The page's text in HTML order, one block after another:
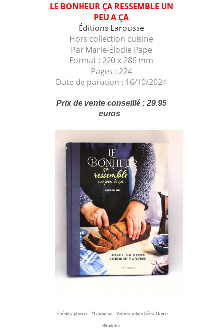
LE BONHEUR ÇA RESSEMBLE UN
PEU A ÇA
Éditions Larousse
Hors collection cuisine
Par Marie-Élodie Pape
Format : 220 x 286 mm
Pages : 224
Date de parution : 16/10/2024
Prix de vente conseillé : 29.95
euros
Crédits photos : *Larousse - Autres retouchées Dame
Skarlette